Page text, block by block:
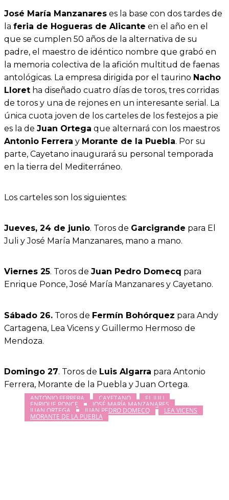
José María Manzanares es la base con dos tardes de
la feria de Hogueras de Alicante en el año en el
que se cumplen 50 años de la alternativa de su
padre, el maestro de idéntico nombre que grabó en
la memoria colectiva de la afición multitud de faenas
antológicas. La empresa dirigida por el taurino Nacho
Lloret ha diseñado cuatro días de toros, tres corridas
de toros y una de rejones en un interesante serial. La
única cuota joven de los carteles de los festejos a pie
es la de Juan Ortega que alternará con los maestros
Antonio Ferrera y Morante de la Puebla. Por su
parte, Cayetano inaugurará su personal temporada
en la tierra del Mediterráneo.
Los carteles son los siguientes:
Jueves, 24 de junio. Toros de Garcigrande para El
Juli y José María Manzanares, mano a mano.
Viernes 25. Toros de Juan Pedro Domecq para
Enrique Ponce, José María Manzanares y Cayetano.
Sábado 26. Toros de Fermín Bohórquez para Andy
Cartagena, Lea Vicens y Guillermo Hermoso de
Mendoza.
Domingo 27. Toros de Luis Algarra para Antonio
Ferrera, Morante de la Puebla y Juan Ortega.
ANTONIO FERRERA CAYETANO EL JULI
ENRIQUE PONCE JOSÉ MARÍA MANZANARES
JUAN ORTEGA JUAN PEDRO DOMECQ LEA VICENS
MORANTE DE LA PUEBLA